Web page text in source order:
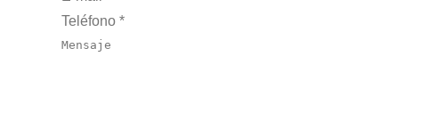
Teléfono *
Mensaje